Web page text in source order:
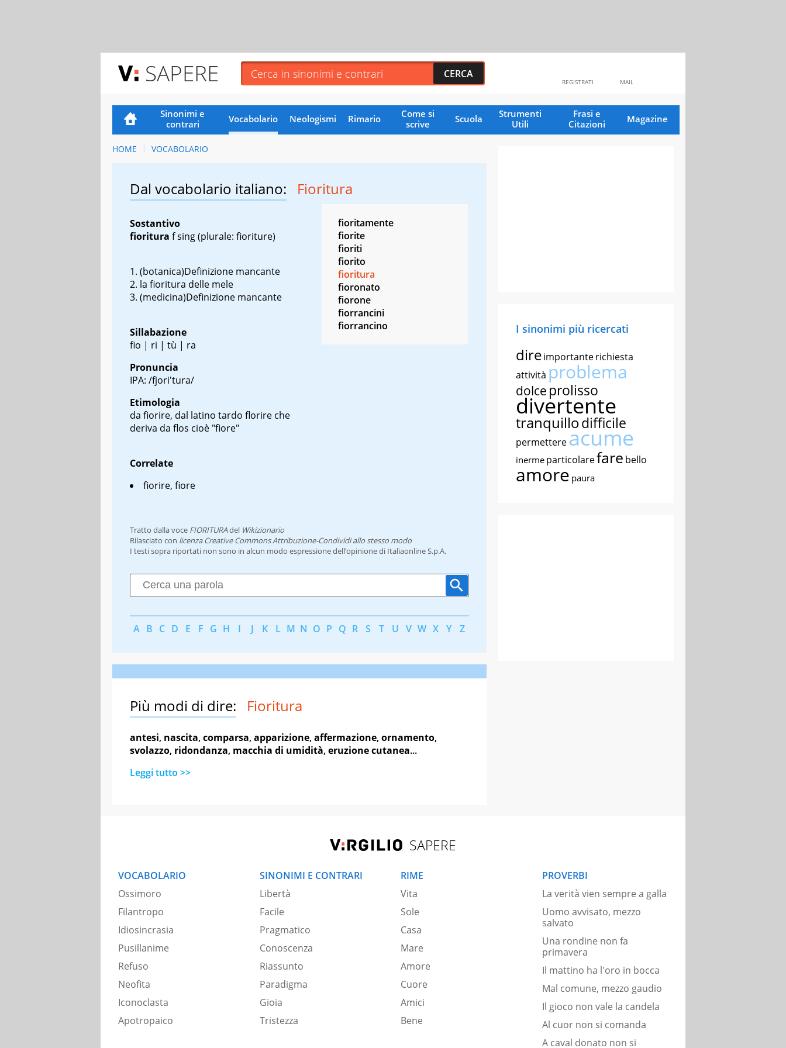
SAPERE MAIL
REGISTRATI
Sinonimi e
contrari
Vocabolario Neologismi Rimario
Come si
scrive
Scuola
Strumenti
Utili
Frasi e
Citazioni
Magazine
HOME VOCABOLARIO
Dal vocabolario italiano: Fioritura
Sostantivo
fioritura f sing(plurale: fioriture)
(botanica)Definizione mancante
la fioritura delle mele
(medicina)Definizione mancante
Sillabazione
fio | ri | tù | ra
Pronuncia
IPA: /fjori'tura/
Etimologia
da fiorire, dal latino tardo florire che
deriva da flos cioè "fiore"
Correlate
fiorire, fiore
fioritamente
fiorite
fioriti
fiorito
fioritura
fioronato
fiorone
fiorrancini
fiorrancino
Tratto dalla voce FIORITURAdel Wikizionario
Rilasciato con licenza Creative Commons Attribuzione-Condividi allo stesso modo
I testi sopra riportati non sono in alcun modo espressione dell’opinione di Italiaonline S.p.A.
A B C D E F G H I J K L M N O P Q R S T U V W X Y Z
Più modi di dire: Fioritura
antesi, nascita,comparsa,apparizione,affermazione,ornamento,
svolazzo, ridondanza, macchia di umidità,eruzione cutanea...
Leggi tutto >>
I sinonimi più ricercati
direimportanterichiesta
attività problema
dolce prolisso
divertente
tranquillodifficile
permettereacume
inerme particolarefare bello
amore paura
SAPERE
VOCABOLARIO
Ossimoro
Filantropo
Idiosincrasia
Pusillanime
Refuso
Neofita
Iconoclasta
Apotropaico
SINONIMI E CONTRARI
Libertà
Facile
Pragmatico
Conoscenza
Riassunto
Paradigma
Gioia
Tristezza
RIME
Vita
Sole
Casa
Mare
Amore
Cuore
Amici
Bene
PROVERBI
La verità vien sempre a galla
Uomo avvisato, mezzo
salvato
Una rondine non fa
primavera
Il mattino ha l'oro in bocca
Mal comune, mezzo gaudio
Il gioco non vale la candela
Al cuor non si comanda
A caval donato non si